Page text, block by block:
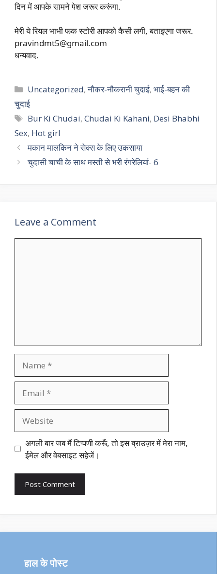
दिन में आपके सामने पेश जरूर करूंगा.
मेरी ये रियल भाभी फक स्टोरी आपको कैसी लगी, बताइएगा जरूर.
pravindmt5@gmail.com
धन्यवाद.
Categories
Uncategorized,नौकर-नौकरानी चुदाई,भाई-बहन की
चुदाई
Tags
Bur Ki Chudai,Chudai Ki Kahani, Desi Bhabhi
Sex, Hot girl
मकान मालकिन ने सेक्स के लिए उकसाया
चुदासी चाची के साथ मस्ती से भरी रंगरेलियां- 6
Leave a Comment
अगली बार जब मैं टिप्पणी करूँ, तो इस ब्राउज़र में मेरा नाम,
ईमेल और वेबसाइट सहेजें।
हाल के पोस्ट